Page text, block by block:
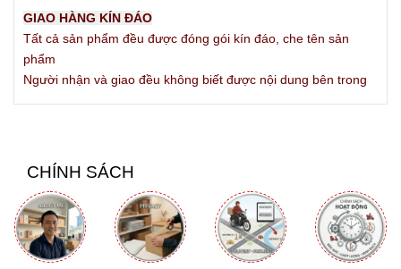
GIAO HÀNG KÍN ĐÁO
Tất cả sản phẩm đều được đóng gói kín đáo, che tên sản
phẩm
Người nhận và giao đều không biết được nội dung bên trong
CHÍNH SÁCH